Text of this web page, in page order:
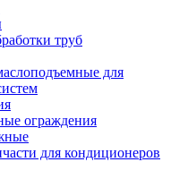
труб
для
ограждения
для кондиционеров